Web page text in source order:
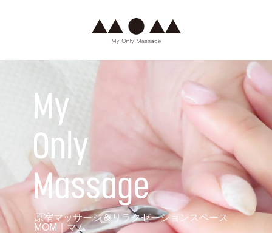
原宿マッサージ＆リラクゼーションスペース
MOM｜マム